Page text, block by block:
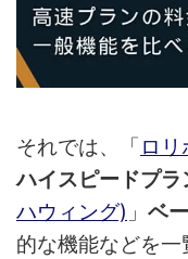
それでは、「 ロリ
ハイスピードプラ
ハウィング) 」 ベ
的な機能などを